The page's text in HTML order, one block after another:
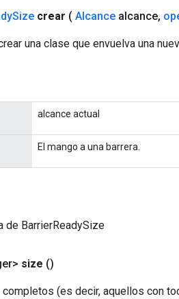
Size crear ( Alcance alcance,
una clase que envuelva una
alcance actual
El mango a una barrera.
de BarrierReadySize
size ()
(es decir, aquellos con